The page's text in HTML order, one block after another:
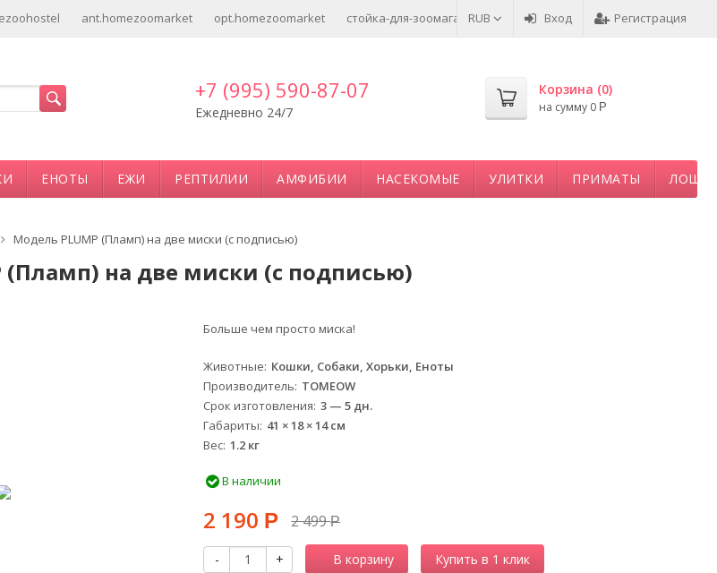
RUB Вход Регистрация
ant.homezoomarket opt.homezoomarket стойка-для-зоомагазина.рф
+7 (995) 590-87-07
Ежедневно 24/7
Корзина (0)
на сумму 0 Р
ЕНОТЫ ЕЖИ РЕПТИЛИИ АМФИБИИ НАСЕКОМЫЕ УЛИТКИ ПРИМАТЫ
Модель PLUMP (Пламп) на две миски (с подписью)
(Пламп) на две миски (с подписью)
Больше чем просто миска!
Животные Кошки, Собаки, Хорьки, Еноты
Производитель TOMEOW
Срок изготовления 3 — 5 дн.
Габариты 41 × 18 × 14 см
Вес 1.2 кг
В наличии
2 190 Р 2 499Р
- + В корзину